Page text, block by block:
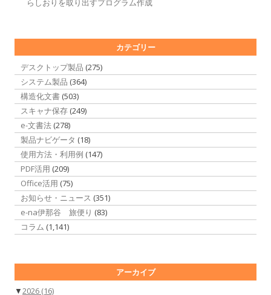
らしおりを取り出すプログラム作成
カテゴリー
デスクトップ製品 (275)
システム製品 (364)
構造化文書 (503)
スキャナ保存 (249)
e-文書法 (278)
製品ナビゲータ (18)
使用方法・利用例 (147)
PDF活用 (209)
Office活用 (75)
お知らせ・ニュース (351)
e-na伊那谷 旅便り (83)
コラム (1,141)
アーカイブ
▼2026 (16)